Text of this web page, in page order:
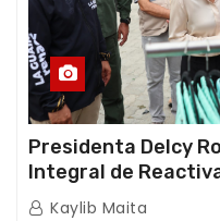
Presidenta Delcy
Integral de
Guaira
Kaylib Maita